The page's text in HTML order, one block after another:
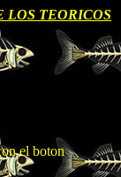
LOS TEORICOS
el boton